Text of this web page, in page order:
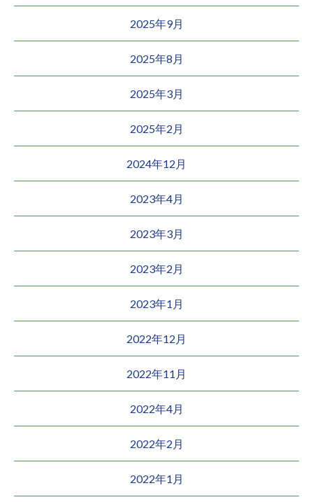
2025年9月
2025年8月
2025年3月
2025年2月
2024年12月
2023年4月
2023年3月
2023年2月
2023年1月
2022年12月
2022年11月
2022年4月
2022年2月
2022年1月